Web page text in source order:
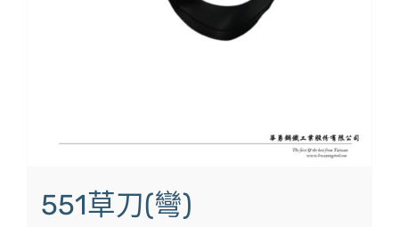
551草刀(彎)